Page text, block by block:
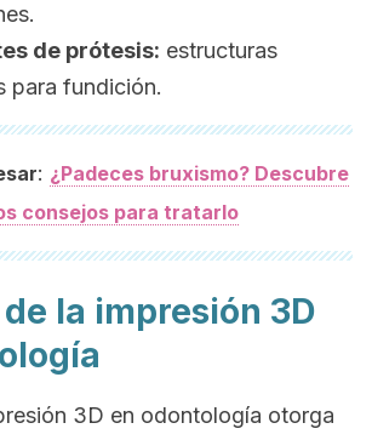
de prótesis: estructuras
para fundición.
: ¿Padeces bruxismo? Descubre
consejos para tratarlo
la impresión 3D
3D en odontología otorga